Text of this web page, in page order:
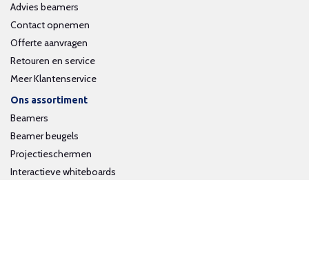
Advies beamers
Contact opnemen
Offerte aanvragen
Retouren en service
Meer Klantenservice
Ons assortiment
Beamers
Beamer beugels
Projectieschermen
Interactieve whiteboards